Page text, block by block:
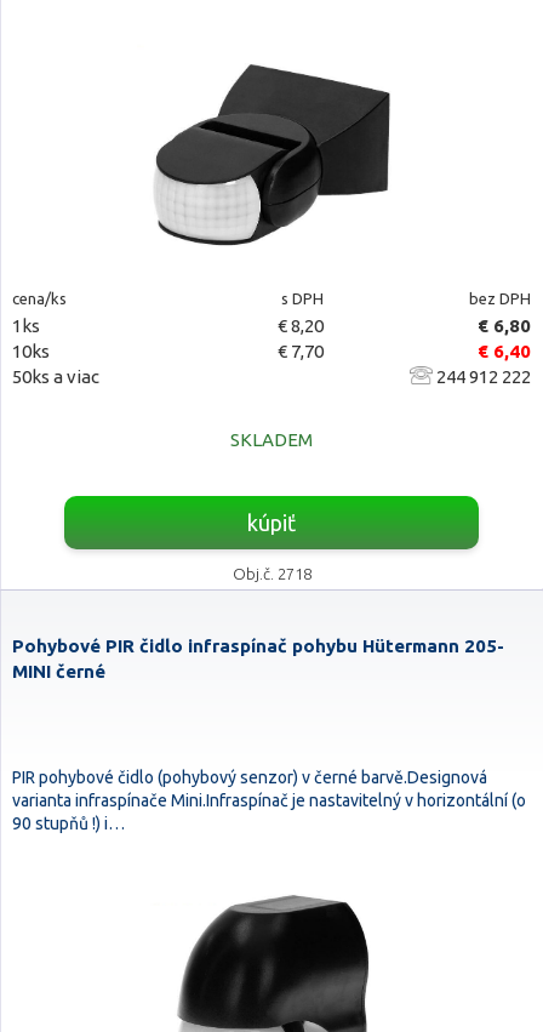
cena/ks s DPH bez DPH
1ks € 8,20
€ 6,80
10ks
€ 7,70
€ 6,40
50ks a viac
244 912 222
SKLADEM
kúpiť
Obj.č. 2718
Pohybové PIR čidlo infraspínač pohybu Hütermann 205-
MINI černé
PIR pohybové čidlo (pohybový senzor) v černé barvě.Designová
varianta infraspínače Mini.Infraspínač je nastavitelný v horizontální (o
90 stupňů !) i…